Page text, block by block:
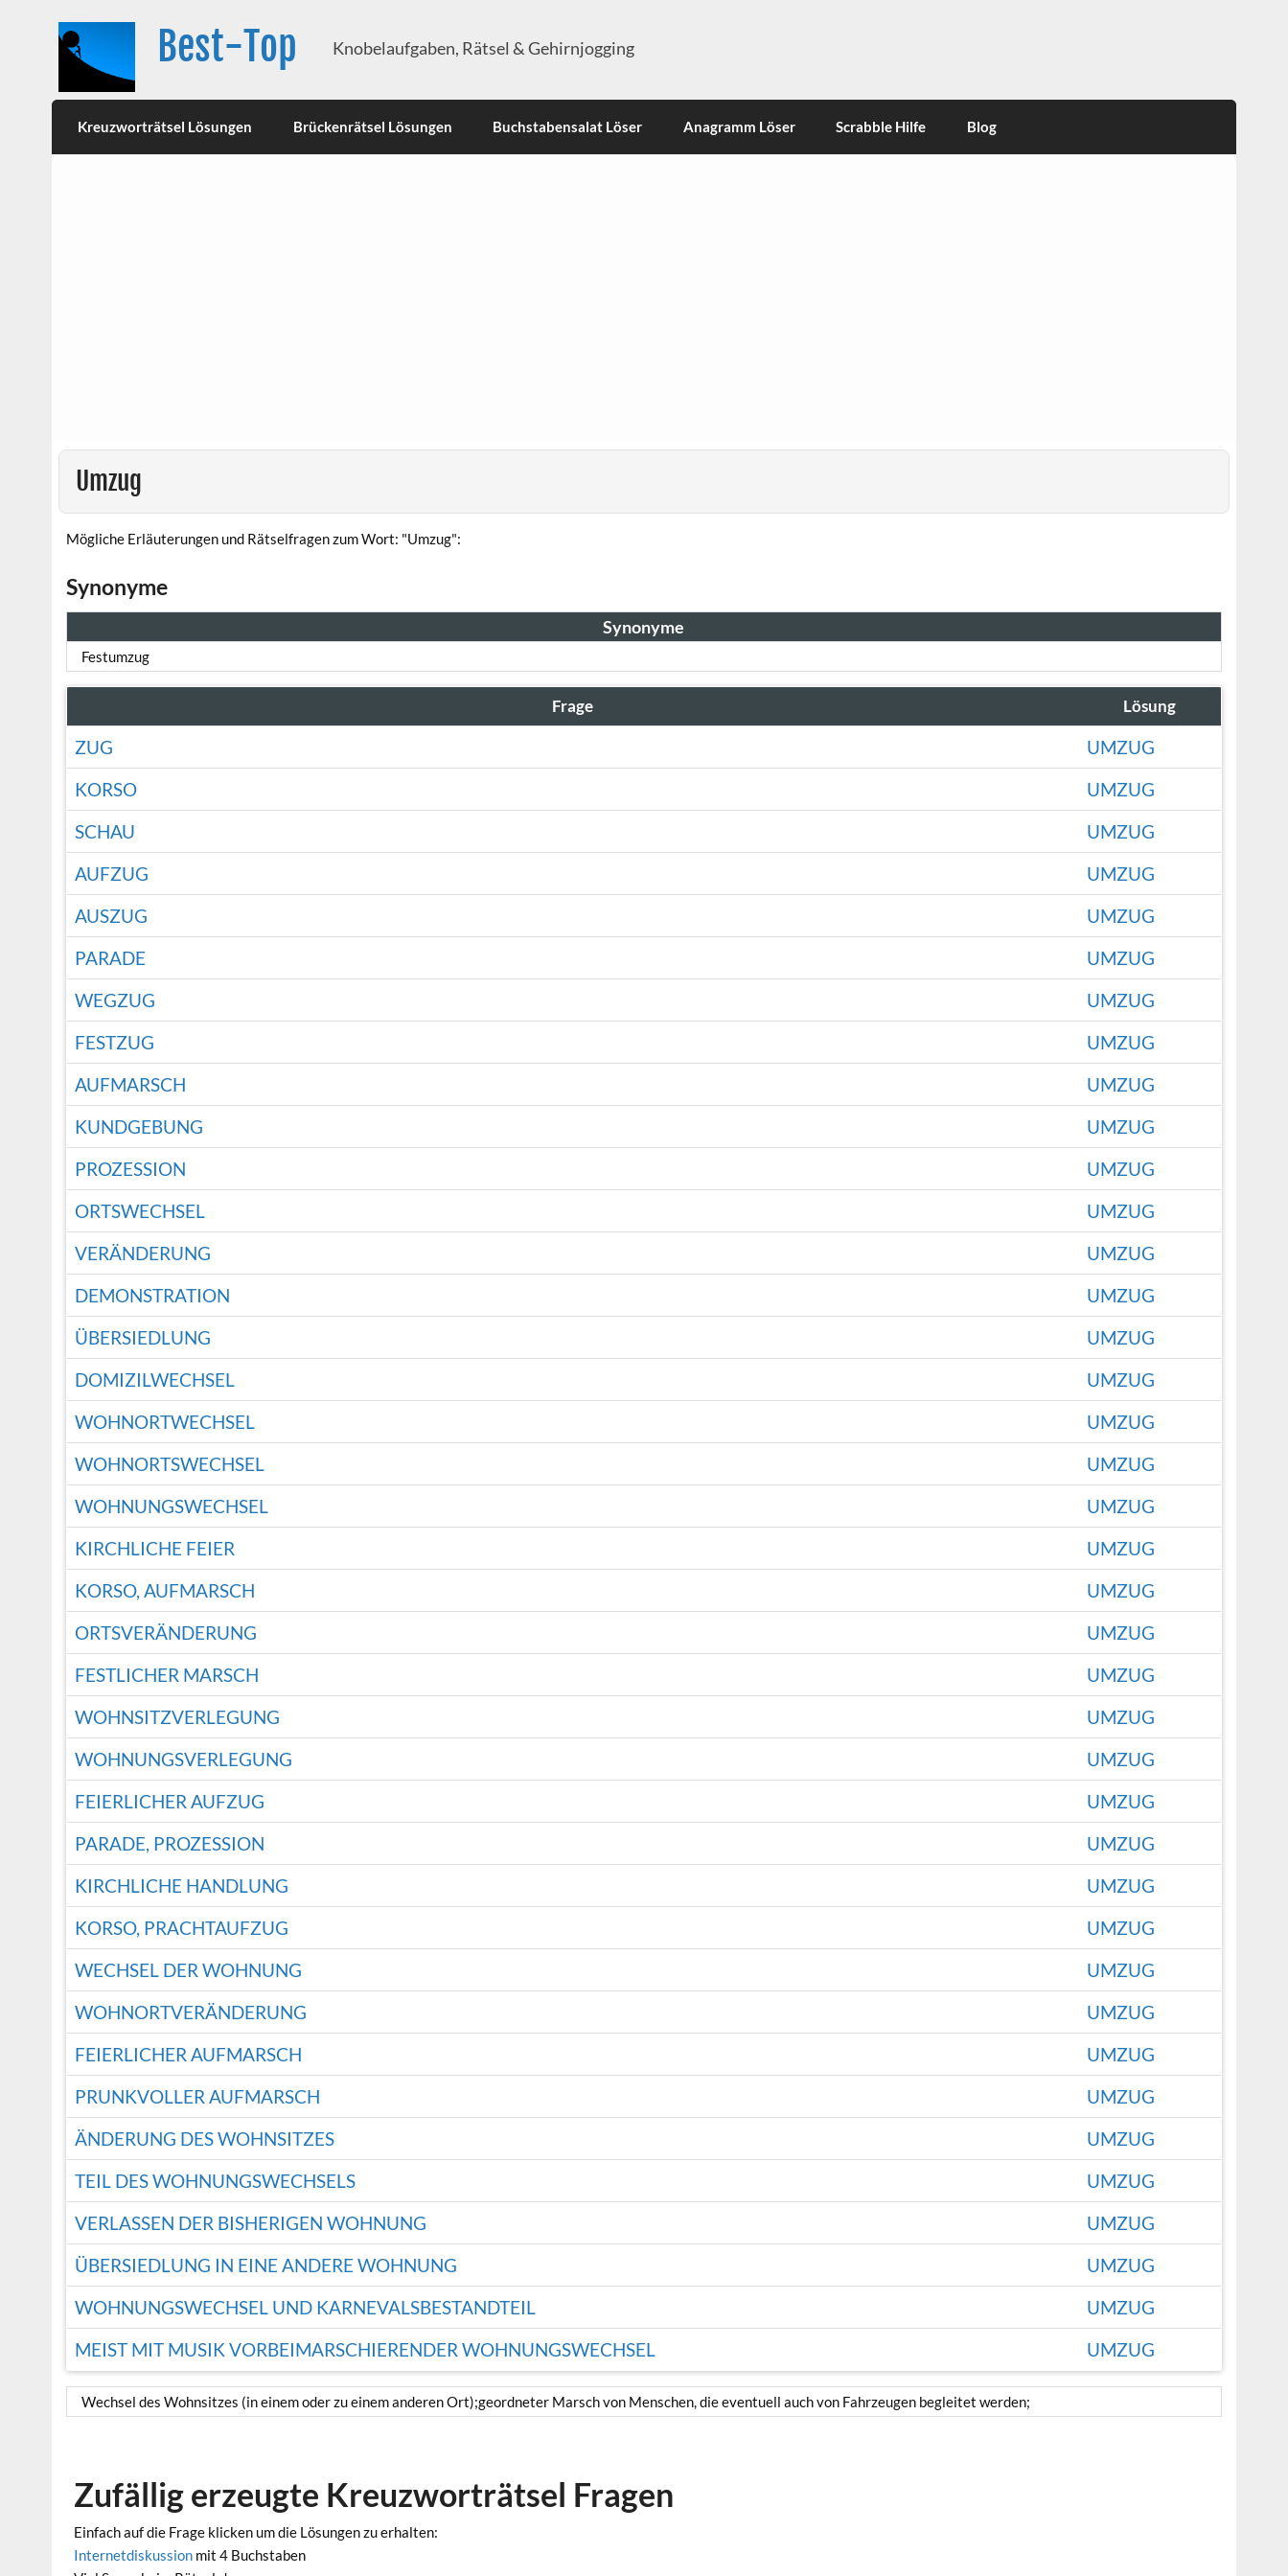
Best-Top Knobelaufgaben, Rätsel & Gehirnjogging
Kreuzworträtsel Lösungen Brückenrätsel Lösungen Buchstabensalat Löser Anagramm Löser Scrabble Hilfe Blog
Umzug
Mögliche Erläuterungen und Rätselfragen zum Wort: "Umzug":
Synonyme
Synonyme
Festumzug
Frage Lösung
ZUG
UMZUG
KORSO
UMZUG
SCHAU
UMZUG
AUFZUG
UMZUG
AUSZUG
UMZUG
PARADE
UMZUG
WEGZUG
UMZUG
FESTZUG
UMZUG
AUFMARSCH
UMZUG
KUNDGEBUNG
UMZUG
PROZESSION
UMZUG
ORTSWECHSEL
UMZUG
VERÄNDERUNG
UMZUG
DEMONSTRATION
UMZUG
ÜBERSIEDLUNG
UMZUG
DOMIZILWECHSEL
UMZUG
WOHNORTWECHSEL
UMZUG
WOHNORTSWECHSEL
UMZUG
WOHNUNGSWECHSEL
UMZUG
KIRCHLICHE FEIER
UMZUG
KORSO, AUFMARSCH
UMZUG
ORTSVERÄNDERUNG
UMZUG
FESTLICHER MARSCH
UMZUG
WOHNSITZVERLEGUNG
UMZUG
WOHNUNGSVERLEGUNG
UMZUG
FEIERLICHER AUFZUG
UMZUG
PARADE, PROZESSION
UMZUG
KIRCHLICHE HANDLUNG
UMZUG
KORSO, PRACHTAUFZUG
UMZUG
WECHSEL DER WOHNUNG
UMZUG
WOHNORTVERÄNDERUNG
UMZUG
FEIERLICHER AUFMARSCH
UMZUG
PRUNKVOLLER AUFMARSCH
UMZUG
ÄNDERUNG DES WOHNSITZES
UMZUG
TEIL DES WOHNUNGSWECHSELS
UMZUG
VERLASSEN DER BISHERIGEN WOHNUNG
UMZUG
ÜBERSIEDLUNG IN EINE ANDERE WOHNUNG
UMZUG
WOHNUNGSWECHSEL UND KARNEVALSBESTANDTEIL
UMZUG
MEIST MIT MUSIK VORBEIMARSCHIERENDER WOHNUNGSWECHSEL
UMZUG
Wechsel des Wohnsitzes (in einem oder zu einem anderen Ort);geordneter Marsch von Menschen, die eventuell auch von Fahrzeugen begleitet werden;
Zufällig erzeugte Kreuzworträtsel Fragen
Einfach auf die Frage klicken um die Lösungen zu erhalten:
Internetdiskussionmit 4 Buchstaben